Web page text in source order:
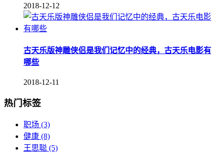
2018-12-12
古天乐版神雕侠侣是我们记忆中的经典，古天乐电影有
哪些
2018-12-11
热门标签
职场 (3)
健康 (8)
王思聪 (5)